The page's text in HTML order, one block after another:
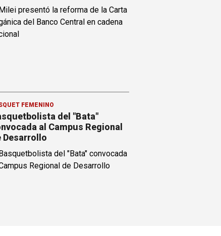
FEMENINO
del "Bata"
al Campus Regional
Desarrollo